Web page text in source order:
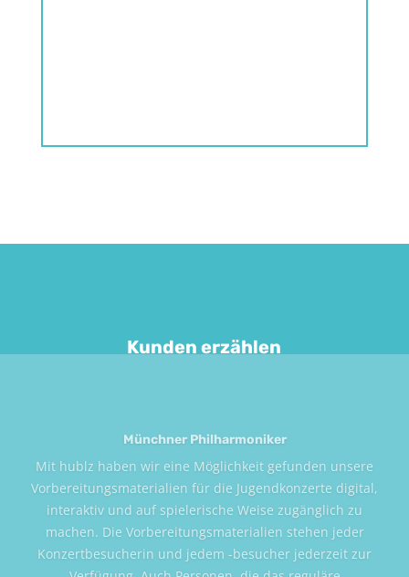
Kunden erzählen
Haus des Meeres, Wien